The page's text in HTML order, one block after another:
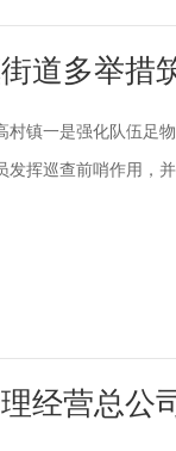
道多举措
村镇一是强化队伍足
发挥巡查前哨作用，
经营总公